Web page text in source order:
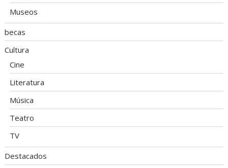
Museos
becas
Cultura
Cine
Literatura
Música
Teatro
TV
Destacados